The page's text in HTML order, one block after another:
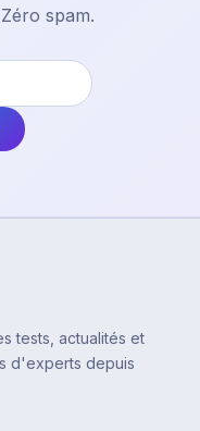
spam.
tests, actualités et
d'experts depuis